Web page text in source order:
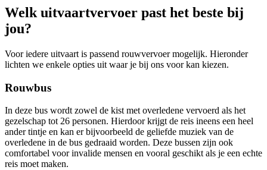
Welk uitvaartvervoer past het beste bij
jou?
Voor iedere uitvaart is passend rouwvervoer mogelijk. Hieronder
lichten we enkele opties uit waar je bij ons voor kan kiezen.
Rouwbus
In deze bus wordt zowel de kist met overledene vervoerd als het
gezelschap tot 26 personen. Hierdoor krijgt de reis ineens een heel
ander tintje en kan er bijvoorbeeld de geliefde muziek van de
overledene in de bus gedraaid worden. Deze bussen zijn ook
comfortabel voor invalide mensen en vooral geschikt als je een echte
reis moet maken.